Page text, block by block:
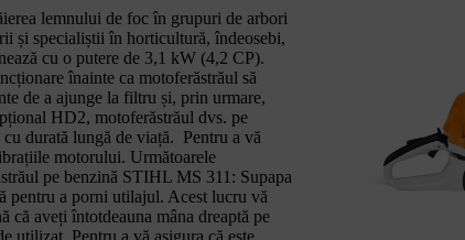
lemnului de foc în grupuri de arbori
și specialiștii în horticultură, îndeosebi,
cu o putere de 3,1 kW (4,2 CP).
înainte ca motoferăstrăul să
de a ajunge la filtru și, prin urmare,
HD2, motoferăstrăul dvs. pe
durată lungă de viață. Pentru a vă
motorului. Următoarele
pe benzină STIHL MS 311: Supapa
pentru a porni utilajul. Acest lucru vă
că aveți întotdeauna mâna dreaptă pe
utilizat. Pentru a vă asigura că este